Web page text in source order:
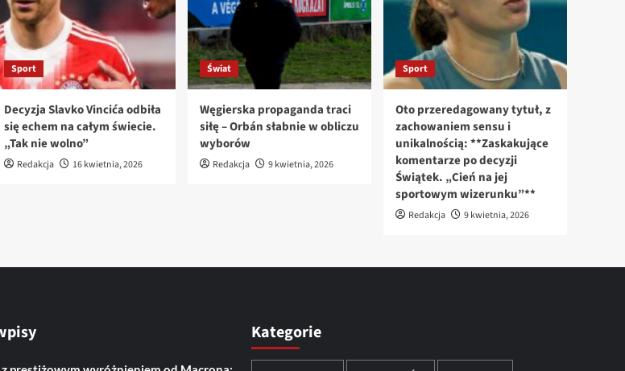
Sport
Decyzja Slavko Vincića odbiła
się echem na całym świecie.
„Tak nie wolno”
Redakcja 16 kwietnia, 2026
Świat
Węgierska propaganda traci
siłę – Orbán słabnie w obliczu
wyborów
Redakcja 9 kwietnia, 2026
Sport
Oto przeredagowany tytuł, z
zachowaniem sensu i
unikalnością: **Zaskakujące
komentarze po decyzji
Świątek. „Cień na jej
sportowym wizerunku”**
Redakcja 9 kwietnia, 2026
Kategorie